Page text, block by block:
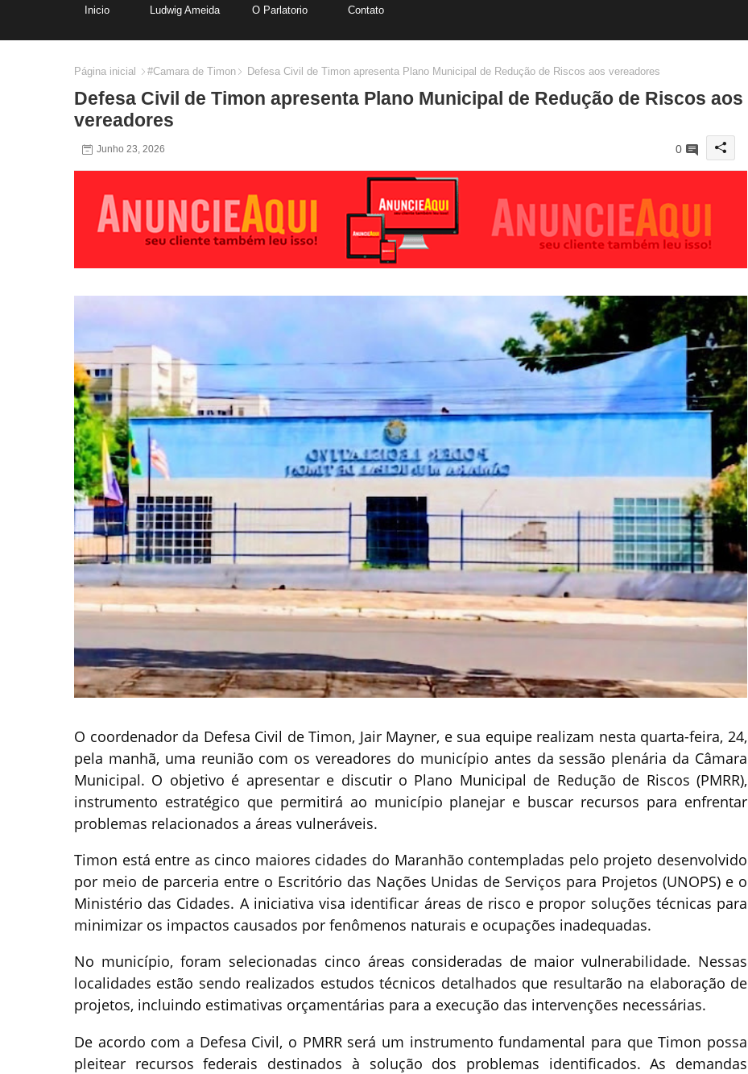
Inicio Ludwig Ameida O Parlatorio Contato
Página inicial #Camara de Timon Defesa Civil de Timon apresenta Plano Municipal de Redução de Riscos aos vereadores
Defesa Civil de Timon apresenta Plano Municipal de Redução de Riscos aos
vereadores
Junho 23, 2026 0
O coordenador da Defesa Civil de Timon, Jair Mayner, e sua equipe realizam nesta quarta-feira, 24,
pela manhã, uma reunião com os vereadores do município antes da sessão plenária da Câmara
Municipal. O objetivo é apresentar e discutir o Plano Municipal de Redução de Riscos (PMRR),
instrumento estratégico que permitirá ao município planejar e buscar recursos para enfrentar
problemas relacionados a áreas vulneráveis.
Timon está entre as cinco maiores cidades do Maranhão contempladas pelo projeto desenvolvido
por meio de parceria entre o Escritório das Nações Unidas de Serviços para Projetos (UNOPS) e o
Ministério das Cidades. A iniciativa visa identificar áreas de risco e propor soluções técnicas para
minimizar os impactos causados por fenômenos naturais e ocupações inadequadas.
No município, foram selecionadas cinco áreas consideradas de maior vulnerabilidade. Nessas
localidades estão sendo realizados estudos técnicos detalhados que resultarão na elaboração de
projetos, incluindo estimativas orçamentárias para a execução das intervenções necessárias.
De acordo com a Defesa Civil, o PMRR será um instrumento fundamental para que Timon possa
pleitear recursos federais destinados à solução dos problemas identificados. As demandas